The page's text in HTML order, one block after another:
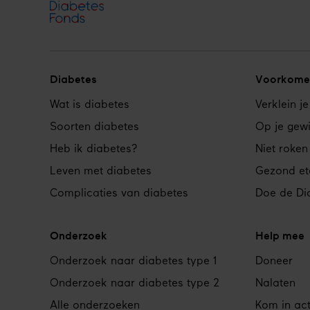
Footer
navigation
Diabetes
Wat is diabetes
Soorten diabetes
Heb ik diabetes?
Leven met diabetes
Complicaties van diabetes
Verklein
Op je
Niet
Gezond
Doe de
Onderzoek
Onderzoek naar diabetes type 1
Onderzoek naar diabetes type 2
Alle onderzoeken
Help mee
Doneer
Nalaten
Kom in